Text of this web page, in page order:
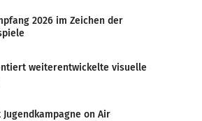
2026 im Zeichen der
weiterentwickelte visuelle
on Air